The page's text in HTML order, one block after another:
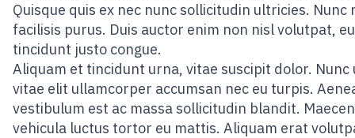
Quisque quis ex nec nunc sollicitudin ultricies. Nunc
facilisis purus. Duis auctor enim non nisl volutpat, eu
tincidunt justo congue.
Aliquam et tincidunt urna, vitae suscipit dolor. Nunc
vitae elit ullamcorper accumsan nec eu turpis.
vestibulum est ac massa sollicitudin blandit.
vehicula luctus tortor eu mattis. Aliquam erat